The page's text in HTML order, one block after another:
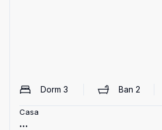
Dorm 3 Ban2
Casa
...